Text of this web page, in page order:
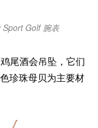
Golf 腕表
尾酒会吊坠，它们
珍珠母贝为主要材